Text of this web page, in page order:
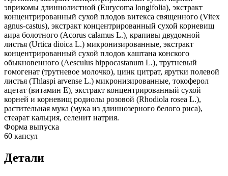
эврикомы длиннолистной (Eurycoma longifolia), экстракт
концентрированный сухой плодов витекса священного (Vitex
agnus-castus), экстракт концентрированный сухой корневищ
аира болотного (Acorus calamus L.), крапивы двудомной
листья (Urtica dioica L.) микронизированные, экстракт
концентрированный сухой плодов каштана конского
обыкновенного (Aesculus hippocastanum L.), трутневый
гомогенат (трутневое молочко), цинк цитрат, ярутки полевой
листья (Thlaspi arvense L.) микронизированные, токоферол
ацетат (витамин Е), экстракт концентрированный сухой
корней и корневищ родиолы розовой (Rhodiola rosea L.),
растительная мука (мука из длиннозерного белого риса),
стеарат кальция, селенит натрия.
Форма выпуска
60 капсул
Детали